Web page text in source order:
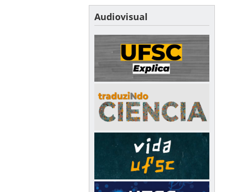
Audiovisual